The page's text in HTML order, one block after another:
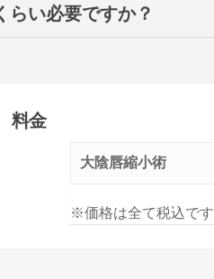
らい必要ですか？
料金
大陰唇縮小術
※価格は全て税込です